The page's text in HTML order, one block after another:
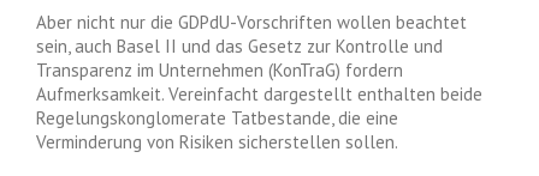
Aber nicht nur die GDPdU-Vorschriften wollen beachtet
sein, auch Basel II und das Gesetz zur Kontrolle und
Transparenz im Unternehmen (KonTraG) fordern
Aufmerksamkeit. Vereinfacht dargestellt enthalten beide
Regelungskonglomerate Tatbestande, die eine
Verminderung von Risiken sicherstellen sollen.